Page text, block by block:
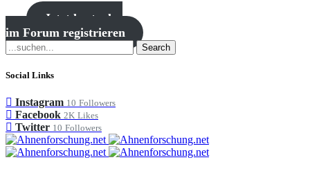
Jetzt kostenlos
im Forum registrieren
Search
Social Links
Instagram 10 Followers
Facebook 2K Likes
Twitter 10 Followers